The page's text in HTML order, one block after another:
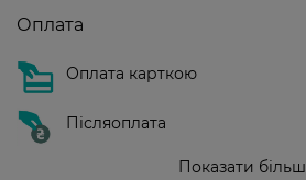
Оплата
Оплата карткою
Післяоплата
Показати